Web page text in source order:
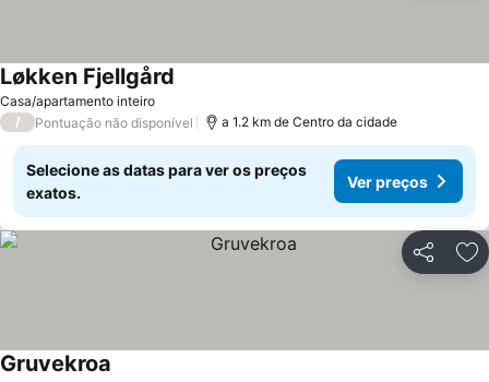
Casa/apartamento inteiro
Løkken Fjellgård
/ Pontuação não disponível a 1.2 km de Centro da cidade
Selecione as datas para ver os preços
exatos.
Ver preços
Partilhar
Gruvekroa